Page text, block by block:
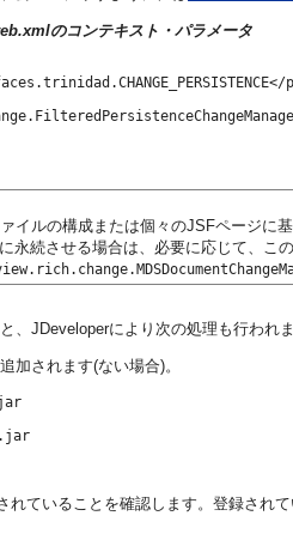
のコンテキスト・パラメータ
イルの構成または個々のJSFページに
永続させる場合は、必要に応じて、こ
、JDeveloperにより次の処理も行われ
加されます(ない場合)。
れていることを確認します。登録され